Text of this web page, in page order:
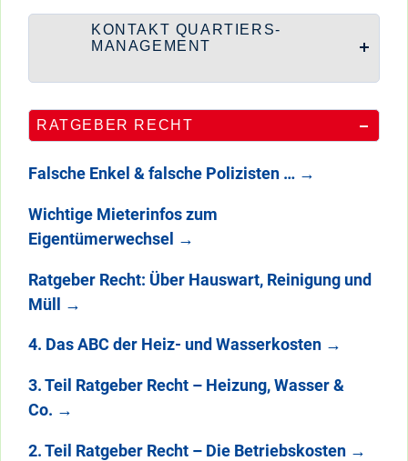
KONTAKT QUARTIERS-
MANAGEMENT
RATGEBER RECHT
Falsche Enkel & falsche Polizisten … →
Wichtige Mieterinfos zum
Eigentümerwechsel →
Ratgeber Recht: Über Hauswart, Reinigung und
Müll →
4. Das ABC der Heiz- und Wasserkosten →
3. Teil Ratgeber Recht – Heizung, Wasser &
Co. →
2. Teil Ratgeber Recht – Die Betriebskosten →